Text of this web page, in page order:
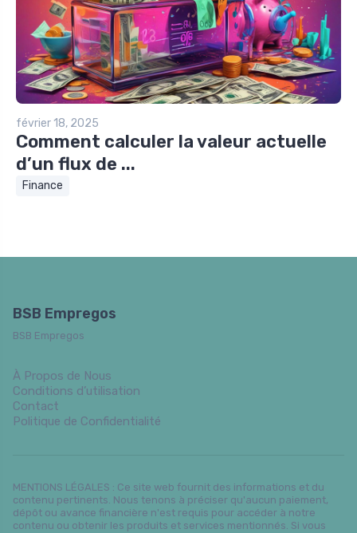
février 18, 2025
Comment calculer la valeur actuelle
d’un flux de ...
Finance
BSB Empregos
BSB Empregos
À Propos de Nous
Conditions d’utilisation
Contact
Politique de Confidentialité
MENTIONS LÉGALES : Ce site web fournit des informations et du
contenu pertinents. Nous tenons à préciser qu'aucun paiement,
dépôt ou avance financière n'est requis pour accéder à notre
contenu ou obtenir les produits et services mentionnés. Si vous